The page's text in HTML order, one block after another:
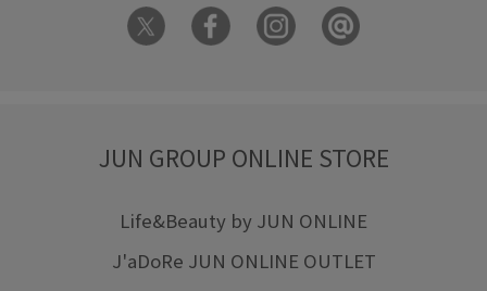
JUN GROUP ONLINE STORE
Life&Beauty by JUN ONLINE
J'aDoRe JUN ONLINE OUTLET